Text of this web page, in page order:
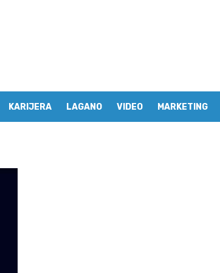
KARIJERA LAGANO VIDEO MARKETING